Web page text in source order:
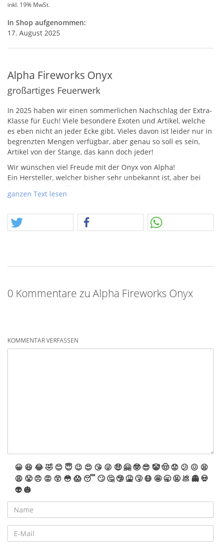
inkl. 19% MwSt.
In Shop aufgenommen:
17. August 2025
Alpha Fireworks Onyx
großartiges Feuerwerk
In 2025 haben wir einen sommerlichen Nachschlag der Extra-
Klasse für Euch! Viele besondere Exoten und Artikel, welche
es eben nicht an jeder Ecke gibt. Vieles davon ist leider nur in
begrenzten Mengen verfügbar, aber genau so soll es sein,
Artikel von der Stange, das kann doch jeder!
Wir wünschen viel Freude mit der Onyx von Alpha!
Ein Hersteller, welcher bisher sehr unbekannt ist, aber bei
Freaks schon "heiß" gehandelt wird. Aktuell haben wir diese
Artikel erstmal nur als sporadische Angebote drin, sollte sich
auch mehr folgen. Die Onyx, mit tollem Aufstiegseffekt zu
großem, violetten Sternenbukett und Verwandlung zu einer
ganzen Text lesen
0 Kommentare zu Alpha Fireworks Onyx
KOMMENTAR VERFASSEN
😀 😆 😂🤣 😊 😇 😉 😍 😘 😜 🤑 🤗 🤓 😎 🤡🤠 😟 😕 😖 😫
😩 😤 😠 😡 😲 😳 😱 😴 🙄 🤔 🤥 🤮 🤧 😷 🤩 🥱 🤬 💩 👻 💀
👽 🎃